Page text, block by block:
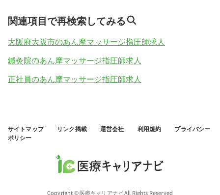
関連項目で再検索してみる
大阪府大阪市のあん摩マッサージ指圧師求人
鍼灸院のあん摩マッサージ指圧師求人
正社員のあん摩マッサージ指圧師求人
サイトマップ リンク掲載 運営会社 利用規約
プライバシー
ポリシー
Copyright © 医療キャリアナビ All Rights Reserved